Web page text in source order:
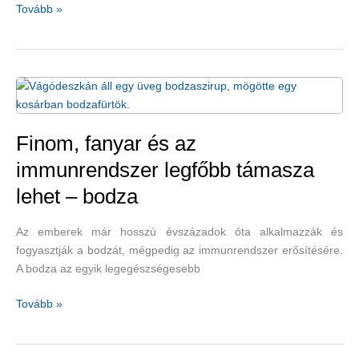
Szegfűszegolaj,
gyömbér
gombás
ellen
Tovább »
Finom, fanyar és az
immunrendszer legfőbb támasza
lehet – bodza
Az emberek már hosszú évszázadok óta alkalmazzák és
fogyasztják a bodzát, mégpedig az immunrendszer erősítésére.
A bodza az egyik legegészségesebb
Finom,
Tovább »